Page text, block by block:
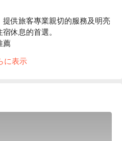
提供旅客專業親切的服務及明亮
休息的首選。
薦
台北都會公園、重新橋。
に表示